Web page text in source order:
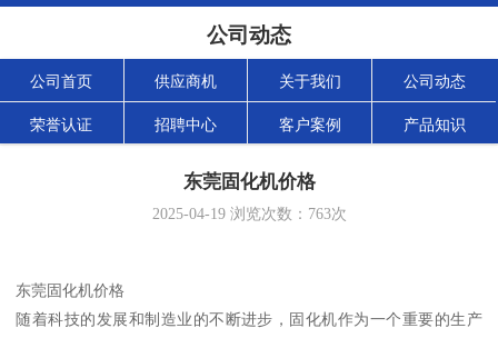
公司动态
公司首页 供应商机 关于我们 公司动态
荣誉认证 招聘中心 客户案例 产品知识
东莞固化机价格
2025-04-19浏览次数： 763次
东莞固化机价格
随着科技的发展和制造业的不断进步，固化机作为一个重要的生产